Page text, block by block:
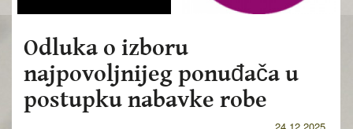
Odluka o izboru
najpovoljnijeg ponuđača u
postupku nabavke robe